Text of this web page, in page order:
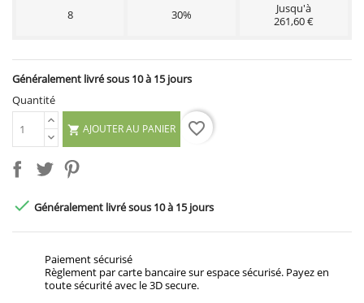
8 30%
Jusqu'à
261,60 €
Généralement livré sous 10 à 15 jours
Quantité
 AJOUTER AU PANIER favorite_border
 Généralement livré sous 10 à 15 jours
Paiement sécurisé
Règlement par carte bancaire sur espace sécurisé. Payez en
toute sécurité avec le 3D secure.